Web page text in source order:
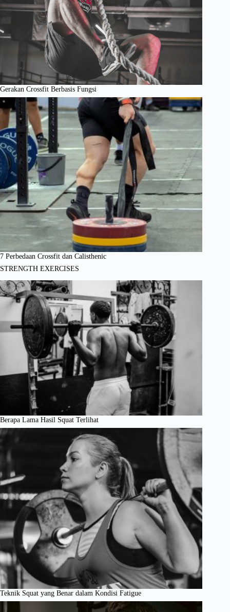
Gerakan Crossfit Berbasis Fungsi
7 Perbedaan Crossfit dan Calisthenic
STRENGTH EXERCISES
Berapa Lama Hasil Squat Terlihat
Teknik Squat yang Benar dalam Kondisi Fatigue